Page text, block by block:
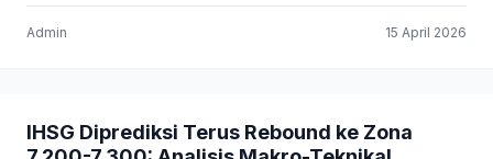
Admin 15 April 2026
IHSG Diprediksi Terus Rebound ke Zona